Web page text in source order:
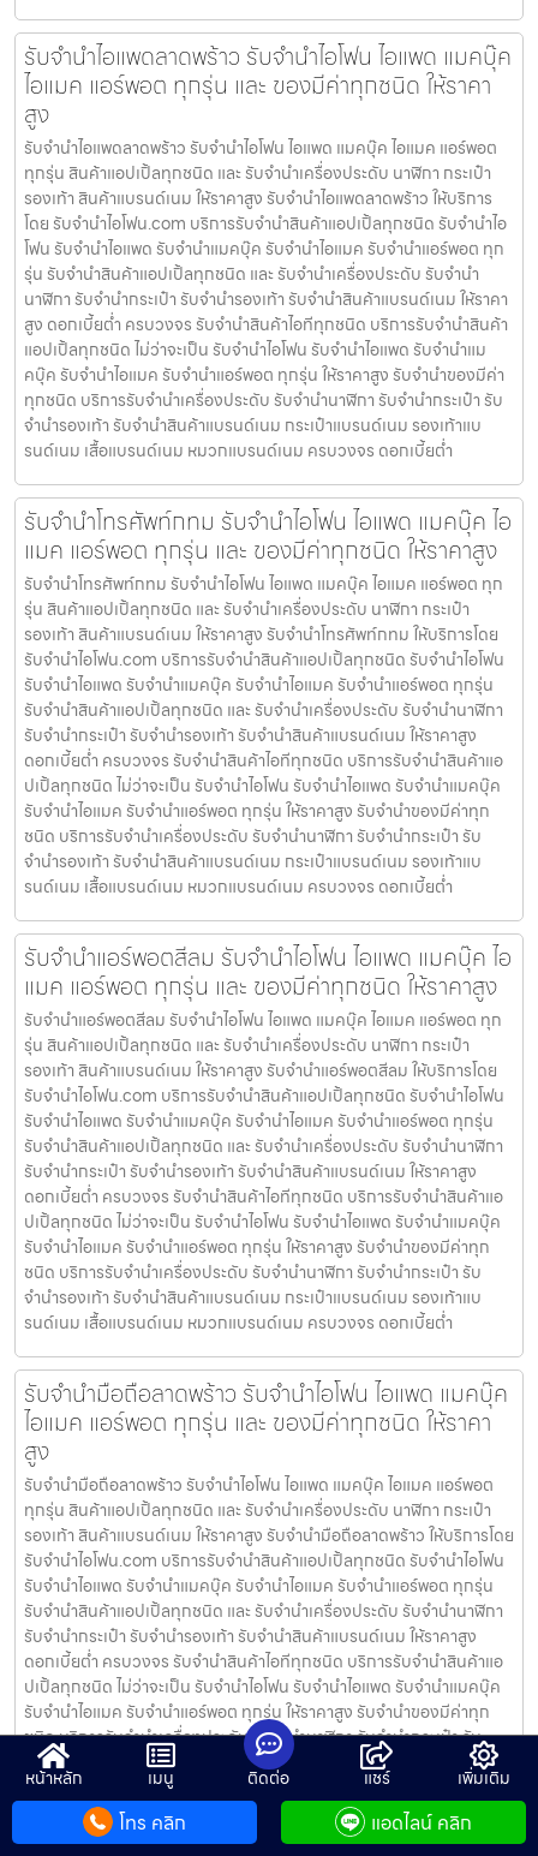
รับจำนำไอแพดลาดพร้าว รับจำนำไอโฟน ไอแพด แมคบุ๊ค
ไอแมค แอร์พอต ทุกรุ่น และ ของมีค่าทุกชนิด ให้ราคา
สูง
รับจำนำไอแพดลาดพร้าว รับจำนำไอโฟน ไอแพด แมคบุ๊ค ไอแมค แอร์พอต
ทุกรุ่น สินค้าแอปเปิ้ลทุกชนิด และ รับจำนำเครื่องประดับ นาฬิกา กระเป๋า
รองเท้า สินค้าแบรนด์เนม ให้ราคาสูง รับจำนำไอแพดลาดพร้าว ให้บริการ
โดย รับจํานําไอโฟน.com บริการรับจำนำสินค้าแอปเปิ้ลทุกชนิด รับจำนำไอ
โฟน รับจำนำไอแพด รับจำนำแมคบุ๊ค รับจำนำไอแมค รับจำนำแอร์พอต ทุก
รุ่น รับจำนำสินค้าแอปเปิ้ลทุกชนิด และ รับจำนำเครื่องประดับ รับจำนำ
นาฬิกา รับจำนำกระเป๋า รับจำนำรองเท้า รับจำนำสินค้าแบรนด์เนม ให้ราคา
สูง ดอกเบี้ยต่ำ ครบวงจร รับจำนำสินค้าไอทีทุกชนิด บริการรับจำนำสินค้า
แอปเปิ้ลทุกชนิด ไม่ว่าจะเป็น รับจำนำไอโฟน รับจำนำไอแพด รับจำนำแม
คบุ๊ค รับจำนำไอแมค รับจำนำแอร์พอต ทุกรุ่น ให้ราคาสูง รับจำนำของมีค่า
ทุกชนิด บริการรับจำนำเครื่องประดับ รับจำนำนาฬิกา รับจำนำกระเป๋า รับ
จำนำรองเท้า รับจำนำสินค้าแบรนด์เนม กระเป๋าแบรนด์เนม รองเท้าแบ
รนด์เนม เสื้อแบรนด์เนม หมวกแบรนด์เนม ครบวงจร ดอกเบี้ยต่ำ
รับจำนำโทรศัพท์กทม รับจำนำไอโฟน ไอแพด แมคบุ๊ค ไอ
แมค แอร์พอต ทุกรุ่น และ ของมีค่าทุกชนิด ให้ราคาสูง
รับจำนำโทรศัพท์กทม รับจำนำไอโฟน ไอแพด แมคบุ๊ค ไอแมค แอร์พอต ทุก
รุ่น สินค้าแอปเปิ้ลทุกชนิด และ รับจำนำเครื่องประดับ นาฬิกา กระเป๋า
รองเท้า สินค้าแบรนด์เนม ให้ราคาสูง รับจำนำโทรศัพท์กทม ให้บริการโดย
รับจํานําไอโฟน.com บริการรับจำนำสินค้าแอปเปิ้ลทุกชนิด รับจำนำไอโฟน
รับจำนำไอแพด รับจำนำแมคบุ๊ค รับจำนำไอแมค รับจำนำแอร์พอต ทุกรุ่น
รับจำนำสินค้าแอปเปิ้ลทุกชนิด และ รับจำนำเครื่องประดับ รับจำนำนาฬิกา
รับจำนำกระเป๋า รับจำนำรองเท้า รับจำนำสินค้าแบรนด์เนม ให้ราคาสูง
ดอกเบี้ยต่ำ ครบวงจร รับจำนำสินค้าไอทีทุกชนิด บริการรับจำนำสินค้าแอ
ปเปิ้ลทุกชนิด ไม่ว่าจะเป็น รับจำนำไอโฟน รับจำนำไอแพด รับจำนำแมคบุ๊ค
รับจำนำไอแมค รับจำนำแอร์พอต ทุกรุ่น ให้ราคาสูง รับจำนำของมีค่าทุก
ชนิด บริการรับจำนำเครื่องประดับ รับจำนำนาฬิกา รับจำนำกระเป๋า รับ
จำนำรองเท้า รับจำนำสินค้าแบรนด์เนม กระเป๋าแบรนด์เนม รองเท้าแบ
รนด์เนม เสื้อแบรนด์เนม หมวกแบรนด์เนม ครบวงจร ดอกเบี้ยต่ำ
รับจำนำแอร์พอตสีลม รับจำนำไอโฟน ไอแพด แมคบุ๊ค ไอ
แมค แอร์พอต ทุกรุ่น และ ของมีค่าทุกชนิด ให้ราคาสูง
รับจำนำแอร์พอตสีลม รับจำนำไอโฟน ไอแพด แมคบุ๊ค ไอแมค แอร์พอต ทุก
รุ่น สินค้าแอปเปิ้ลทุกชนิด และ รับจำนำเครื่องประดับ นาฬิกา กระเป๋า
รองเท้า สินค้าแบรนด์เนม ให้ราคาสูง รับจำนำแอร์พอตสีลม ให้บริการโดย
รับจํานําไอโฟน.com บริการรับจำนำสินค้าแอปเปิ้ลทุกชนิด รับจำนำไอโฟน
รับจำนำไอแพด รับจำนำแมคบุ๊ค รับจำนำไอแมค รับจำนำแอร์พอต ทุกรุ่น
รับจำนำสินค้าแอปเปิ้ลทุกชนิด และ รับจำนำเครื่องประดับ รับจำนำนาฬิกา
รับจำนำกระเป๋า รับจำนำรองเท้า รับจำนำสินค้าแบรนด์เนม ให้ราคาสูง
ดอกเบี้ยต่ำ ครบวงจร รับจำนำสินค้าไอทีทุกชนิด บริการรับจำนำสินค้าแอ
ปเปิ้ลทุกชนิด ไม่ว่าจะเป็น รับจำนำไอโฟน รับจำนำไอแพด รับจำนำแมคบุ๊ค
รับจำนำไอแมค รับจำนำแอร์พอต ทุกรุ่น ให้ราคาสูง รับจำนำของมีค่าทุก
ชนิด บริการรับจำนำเครื่องประดับ รับจำนำนาฬิกา รับจำนำกระเป๋า รับ
จำนำรองเท้า รับจำนำสินค้าแบรนด์เนม กระเป๋าแบรนด์เนม รองเท้าแบ
รนด์เนม เสื้อแบรนด์เนม หมวกแบรนด์เนม ครบวงจร ดอกเบี้ยต่ำ
รับจำนำมือถือลาดพร้าว รับจำนำไอโฟน ไอแพด แมคบุ๊ค
ไอแมค แอร์พอต ทุกรุ่น และ ของมีค่าทุกชนิด ให้ราคา
สูง
รับจำนำมือถือลาดพร้าว รับจำนำไอโฟน ไอแพด แมคบุ๊ค ไอแมค แอร์พอต
ทุกรุ่น สินค้าแอปเปิ้ลทุกชนิด และ รับจำนำเครื่องประดับ นาฬิกา กระเป๋า
รองเท้า สินค้าแบรนด์เนม ให้ราคาสูง รับจำนำมือถือลาดพร้าว ให้บริการโดย
รับจํานําไอโฟน.com บริการรับจำนำสินค้าแอปเปิ้ลทุกชนิด รับจำนำไอโฟน
รับจำนำไอแพด รับจำนำแมคบุ๊ค รับจำนำไอแมค รับจำนำแอร์พอต ทุกรุ่น
รับจำนำสินค้าแอปเปิ้ลทุกชนิด และ รับจำนำเครื่องประดับ รับจำนำนาฬิกา
รับจำนำกระเป๋า รับจำนำรองเท้า รับจำนำสินค้าแบรนด์เนม ให้ราคาสูง
ดอกเบี้ยต่ำ ครบวงจร รับจำนำสินค้าไอทีทุกชนิด บริการรับจำนำสินค้าแอ
ปเปิ้ลทุกชนิด ไม่ว่าจะเป็น รับจำนำไอโฟน รับจำนำไอแพด รับจำนำแมคบุ๊ค
รับจำนำไอแมค รับจำนำแอร์พอต ทุกรุ่น ให้ราคาสูง รับจำนำของมีค่าทุก
ชนิด บริการรับจำนำเครื่องประดับ รับจำนำนาฬิกา รับจำนำกระเป๋า รับ
จำนำรองเท้า รับจำนำสินค้าแบรนด์เนม กระเป๋าแบรนด์เนม รองเท้าแบ
รนด์เนม เสื้อแบรนด์เนม หมวกแบรนด์เนม ครบวงจร ดอกเบี้ยต่ำ
หน้าหลัก เมนู ติดต่อ แชร์ เพิ่มเติม
โทร คลิก แอดไลน์ คลิก